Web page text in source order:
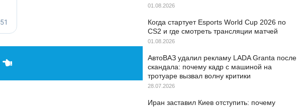
01.08.2026
Когда стартует Esports World Cup 2026 по
CS2 и где смотреть трансляции матчей
01.08.2026
АвтоВАЗ удалил рекламу LADA Granta после
скандала: почему кадр с машиной на
тротуаре вызвал волну критики
28.07.2026
Иран заставил Киев отступить: почему